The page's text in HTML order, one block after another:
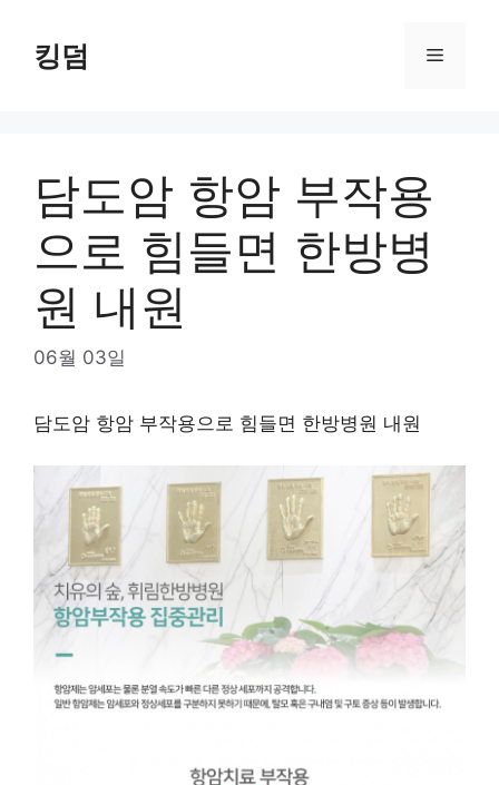
content킹덤 Menu
담도암 항암 부작용
으로 힘들면 한방병
원 내원
06월 03일
담도암 항암 부작용으로 힘들면 한방병원 내원